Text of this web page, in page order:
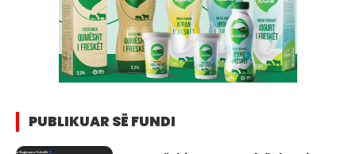
PUBLIKUAR SË FUNDI